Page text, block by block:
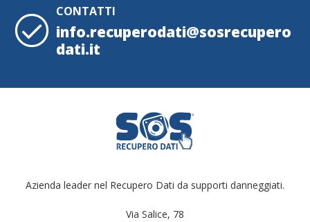
CONTATTI
info.recuperodati@sosrecupero
dati.it
Azienda leader nel Recupero Dati da supporti danneggiati.
Via Salice, 78